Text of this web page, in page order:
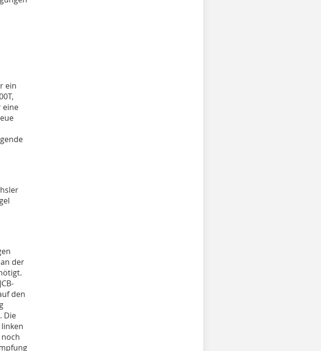
ein
eine
der
den
Die